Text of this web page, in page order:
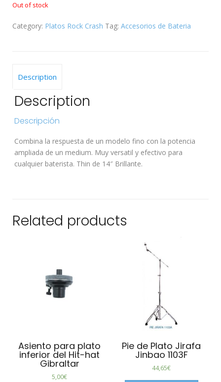
Out of stock
Category: Platos Rock Crash Tag: Accesorios de Bateria
Description
Description
Descripción
Combina la respuesta de un modelo fino con la potencia
ampliada de un medium. Muy versatil y efectivo para
cualquier baterista. Thin de 14″ Brillante.
Related products
Asiento para plato
inferior del Hit-hat
Gibraltar
5,00€
Pie de Plato Jirafa
Jinbao 1103F
44,65€